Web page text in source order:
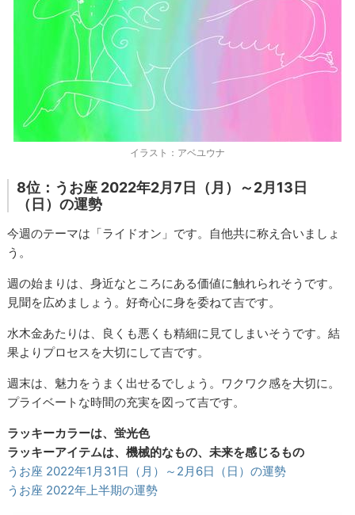
イラスト：アベユウナ
8位：うお座 2022年2月7日（月）～2月13日
（日）の運勢
今週のテーマは「ライドオン」です。自他共に称え合いましょ
う。
週の始まりは、身近なところにある価値に触れられそうです。
見聞を広めましょう。好奇心に身を委ねて吉です。
水木金あたりは、良くも悪くも精細に見てしまいそうです。結
果よりプロセスを大切にして吉です。
週末は、魅力をうまく出せるでしょう。ワクワク感を大切に。
プライベートな時間の充実を図って吉です。
ラッキーカラーは、蛍光色
ラッキーアイテムは、機械的なもの、未来を感じるもの
うお座 2022年1月31日（月）～2月6日（日）の運勢
うお座 2022年上半期の運勢